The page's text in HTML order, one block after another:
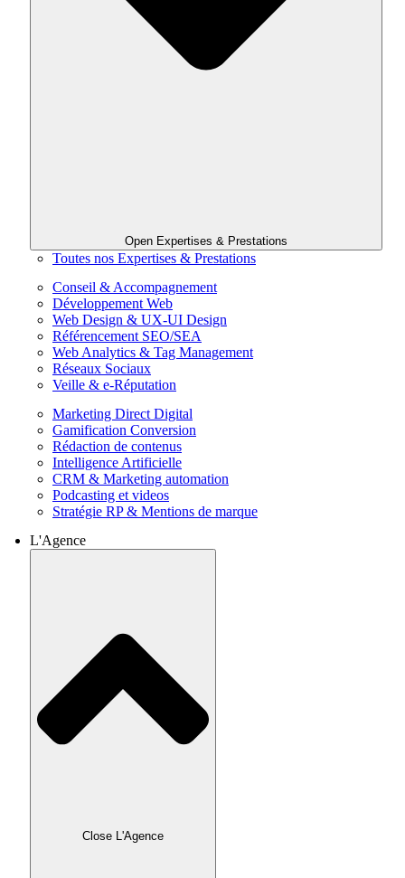
Open Expertises & Prestations
Toutes nos Expertises & Prestations
Conseil & Accompagnement
Développement Web
Web Design & UX-UI Design
Référencement SEO/SEA
Web Analytics & Tag Management
Réseaux Sociaux
Veille & e-Réputation
Marketing Direct Digital
Gamification Conversion
Rédaction de contenus
Intelligence Artificielle
CRM & Marketing automation
Podcasting et videos
Stratégie RP & Mentions de marque
L'Agence
Close L'Agence